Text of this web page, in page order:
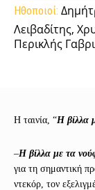
Ηθοποιοί:
Λειβαδίτης,
Περικλής
Η ταινία, “Η βίλλα
–Η βίλλα με τα
για τη σημαντική
ντεκόρ, τον